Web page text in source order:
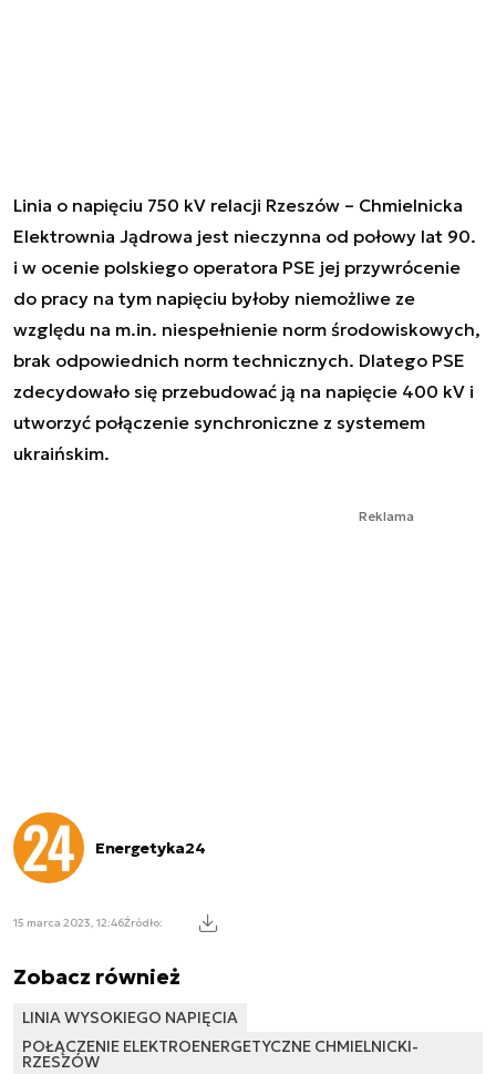
Linia o napięciu 750 kV relacji Rzeszów – Chmielnicka
Elektrownia Jądrowa jest nieczynna od połowy lat 90.
i w ocenie polskiego operatora PSE jej przywrócenie
do pracy na tym napięciu byłoby niemożliwe ze
względu na m.in. niespełnienie norm środowiskowych,
brak odpowiednich norm technicznych. Dlatego PSE
zdecydowało się przebudować ją na napięcie 400 kV i
utworzyć połączenie synchroniczne z systemem
ukraińskim.
Reklama
Energetyka24
15 marca 2023, 12:46Źródło:
Zobacz również
LINIA WYSOKIEGO NAPIĘCIA
POŁĄCZENIE ELEKTROENERGETYCZNE CHMIELNICKI-
RZESZÓW